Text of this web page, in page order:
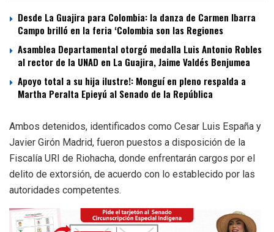
Desde La Guajira para Colombia: la danza de Carmen Ibarra
Campo brilló en la feria ‘Colombia son las Regiones
Asamblea Departamental otorgó medalla Luis Antonio Robles
al rector de la UNAD en La Guajira, Jaime Valdés Benjumea
Apoyo total a su hija ilustre!: Monguí en pleno respalda a
Martha Peralta Epieyú al Senado de la República
Ambos detenidos, identificados como Cesar Luis España y
Javier Girón Madrid, fueron puestos a disposición de la
Fiscalía URI de Riohacha, donde enfrentarán cargos por el
delito de extorsión, de acuerdo con lo establecido por las
autoridades competentes.